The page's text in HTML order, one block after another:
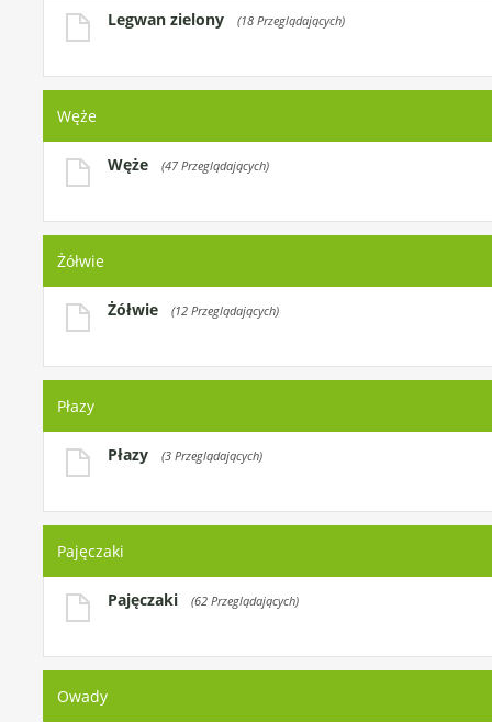
Legwan zielony (18 Przeglądających)
Węże
Węże (47 Przeglądających)
Żółwie
Żółwie (12 Przeglądających)
Płazy
Płazy (3 Przeglądających)
Pajęczaki
Pajęczaki (62 Przeglądających)
Owady